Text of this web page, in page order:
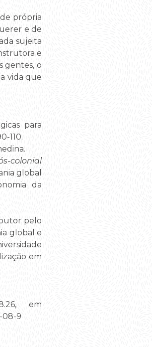
própria
e de
sujeita
e
gentes, o
vida que
para
110.
colonial
global
da
pelo
global e
em
em
08-9